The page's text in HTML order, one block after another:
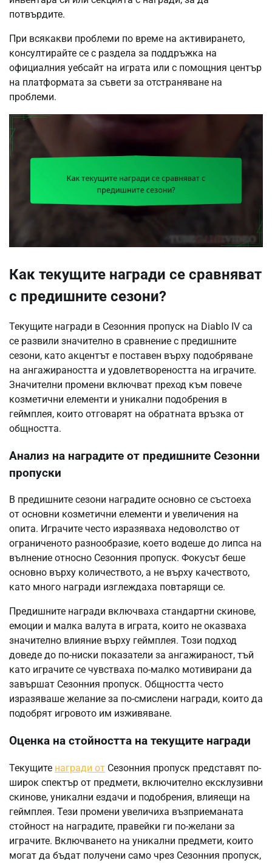
потвърдите.
При всякакви проблеми по време на активирането,
консултирайте се с раздела за поддръжка на
официалния уебсайт на играта или с помощния център
на платформата за съвети за отстраняване на
проблеми.
Как текущите награди се сравняват
с предишните сезони?
Текущите награди в Сезонния пропуск на Diablo IV са
се развили значително в сравнение с предишните
сезони, като акцентът е поставен върху подобряване
на ангажираността и удовлетвореността на играчите.
Значителни промени включват преход към повече
козметични елементи и уникални подобрения в
геймплея, които отговарят на обратната връзка от
общността.
Анализ на наградите от предишните Сезонни
пропуски
В предишните сезони наградите основно се състоеха
от основни козметични елементи и увеличения на
опита. Играчите често изразяваха недоволство от
ограниченото разнообразие, което водеше до липса на
вълнение относно Сезонния пропуск. Фокусът беше
основно върху количеството, а не върху качеството,
като много награди изглеждаха повтарящи се.
Предишните награди включваха стандартни скинове,
емоции и малка валута в играта, които не оказваха
значително влияние върху геймплея. Този подход
доведе до по-ниски показатели за ангажираност, тъй
като играчите се чувстваха по-малко мотивирани да
завършат Сезонния пропуск. Общността често
изразяваше желание за по-смислени награди, които да
подобрят игровото им изживяване.
Оценка на стойността на текущите награди
Текущите награди от Сезонния пропуск представят по-
широк спектър от предмети, включително ексклузивни
скинове, уникални ездачи и подобрения, влияещи на
геймплея. Тези промени увеличиха възприеманата
стойност на наградите, правейки ги по-желани за
играчите. Включването на уникални предмети, които
могат да бъдат получени само чрез Сезонния пропуск,